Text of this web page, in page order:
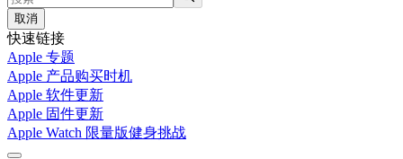
取消
快速链接
Apple 专题
Apple 产品购买时机
Apple 软件更新
Apple 固件更新
Apple Watch 限量版健身挑战